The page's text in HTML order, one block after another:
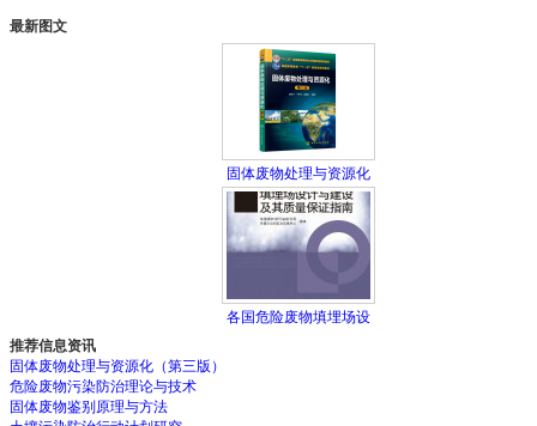
最新图文
固体废物处理与资源化
各国危险废物填埋场设
推荐信息资讯
固体废物处理与资源化（第三版）
危险废物污染防治理论与技术
固体废物鉴别原理与方法